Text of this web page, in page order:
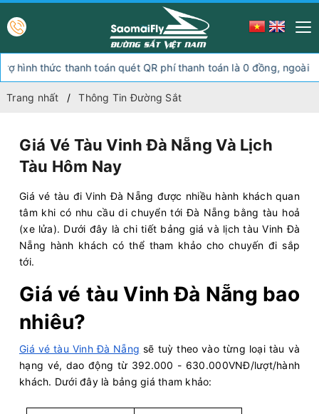
thanh toán quét QR phí thanh toán là 0 đồng, ngoài hình thức
Trang nhất Thông Tin Đường Sắt
Giá Vé Tàu Vinh Đà Nẵng Và Lịch
Tàu Hôm Nay
Giá vé tàu đi Vinh Đà Nẵng được nhiều hành khách quan
tâm khi có nhu cầu di chuyển tới Đà Nẵng bằng tàu hoả
(xe lửa). Dưới đây là chi tiết bảng giá và lịch tàu Vinh Đà
Nẵng hành khách có thể tham khảo cho chuyến đi sắp
tới.
Giá vé tàu Vinh Đà Nẵng bao
nhiêu?
Giá vé tàu Vinh Đà Nẵng sẽ tuỳ theo vào từng loại tàu và
hạng vé, dao động từ 392.000 - 630.000VNĐ/lượt/hành
khách. Dưới đây là bảng giá tham khảo: